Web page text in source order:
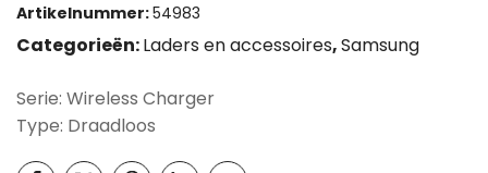
Artikelnummer:54983
Categorieën:Laders en accessoires,Samsung
Serie: Wireless Charger
Type: Draadloos